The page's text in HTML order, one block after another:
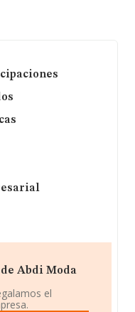
Abdi Moda
el